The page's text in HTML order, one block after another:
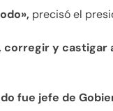
precisó el
y castigar
fue jefe de